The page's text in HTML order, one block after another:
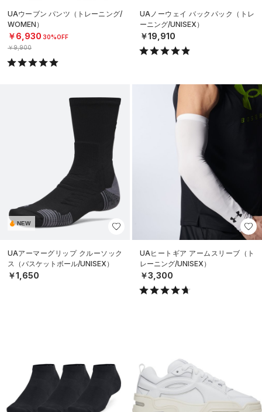
UAウーブン パンツ（トレーニング/
WOMEN）
￥6,930 30%OFF
￥9,900
UAノーウェイ バックパック（トレ
ーニング/UNISEX）
￥19,910
NEW
UAアーマーグリップ クルーソック
ス（バスケットボール/UNISEX）
￥1,650
UAヒートギア アームスリーブ（ト
レーニング/UNISEX）
￥3,300